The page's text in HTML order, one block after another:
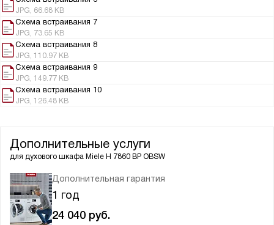
JPG, 66.68 KB
Схема встраивания 7
JPG, 73.65 KB
Схема встраивания 8
JPG, 110.97 KB
Схема встраивания 9
JPG, 149.77 KB
Схема встраивания 10
JPG, 126.48 KB
Дополнительные услуги
для духового шкафа Miele H 7860 BP OBSW
Дополнительная гарантия
1 год
24 040 руб.